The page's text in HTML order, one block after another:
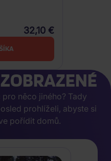
32,10 €
něco jiného? Tady
prohlíželi, abyste si
pořídit domů.